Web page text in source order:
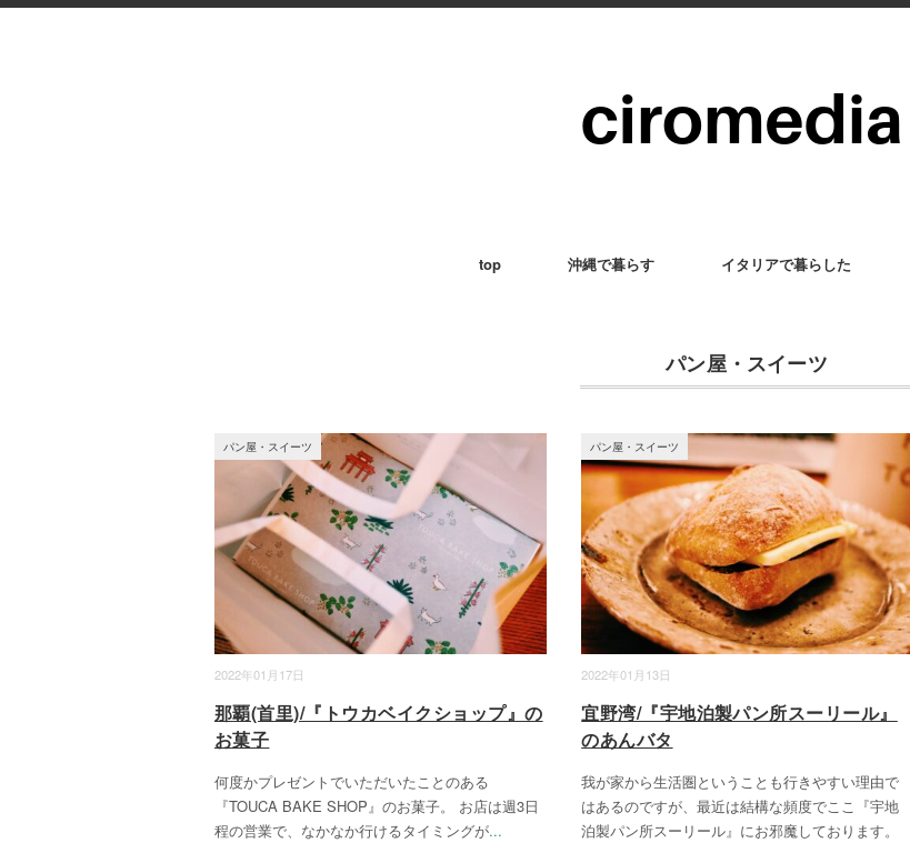
top 沖縄で暮らす イタリアで暮らした
パン屋・スイーツ
2022年01月17日
パン屋・スイーツ
那覇(首里)/『トウカベイクショップ』の
お菓子
何度かプレゼントでいただいたことのある
『TOUCA BAKE SHOP』のお菓子。 お店は週3日
程の営業で、なかなか行けるタイミングが...
2022年01月13日
パン屋・スイーツ
宜野湾/『宇地泊製パン所スーリール』
のあんバタ
我が家から生活圏ということも行きやすい理由で
はあるのですが、最近は結構な頻度でここ『宇地
泊製パン所スーリール』にお邪魔しております。